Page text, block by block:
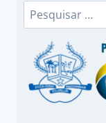
Pesquisar
por: